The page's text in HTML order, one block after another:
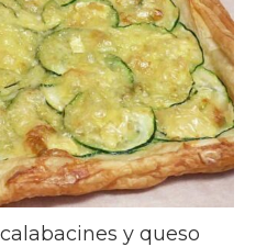
y queso